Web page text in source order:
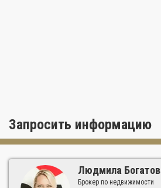
Запросить информацию
Людмила Богатов
Брокер по недвижимости